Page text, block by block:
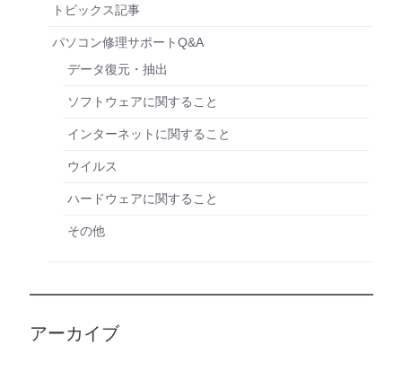
トピックス記事
パソコン修理サポートQ&A
データ復元・抽出
ソフトウェアに関すること
インターネットに関すること
ウイルス
ハードウェアに関すること
その他
アーカイブ